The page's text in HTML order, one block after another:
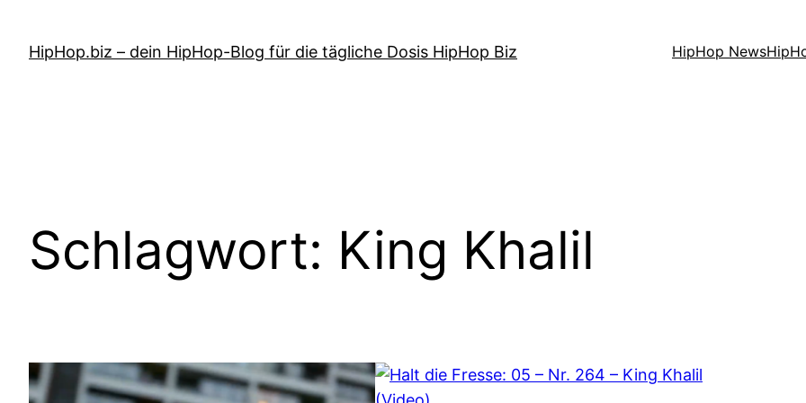
springen
HipHop.biz – dein HipHop-Blog für die tägliche Dosis HipHop Biz HipHop News
Schlagwort: King Khalil